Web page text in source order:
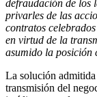
defraudación de los
privarles de las
contratos
en virtud de la
asumido la posición
La solución admitida
transmisión del